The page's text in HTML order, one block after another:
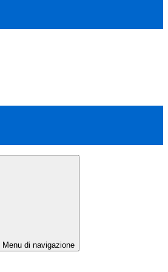
Menu di navigazione